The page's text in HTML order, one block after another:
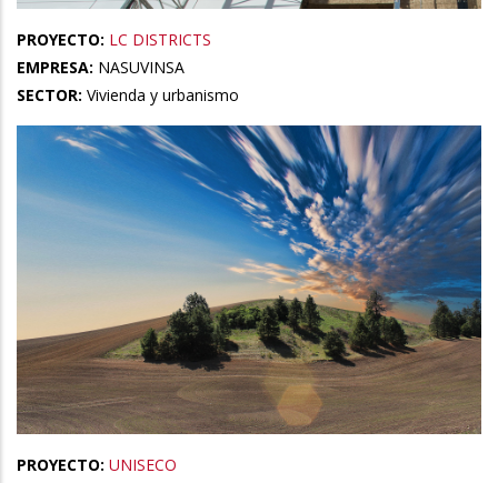
PROYECTO: LC DISTRICTS
EMPRESA: NASUVINSA
SECTOR: Vivienda y urbanismo
PROYECTO: UNISECO